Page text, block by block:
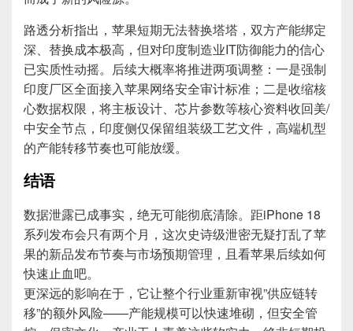
路透分析指出，苹果短期无法替换塔塔，双方产能绑定
深、替换成本极高，但对印度制造业IT防御能力的信心
已实质性动摇。后续大概率将推进两项调整：一是强制
印度厂区全面接入苹果网络安全审计标准；二是收缩核
心数据权限，将主板设计、芯片参数等核心资料收回美/
中安全节点，印度侧仅保留组装级工艺文件，高端机型
的产能转移节奏也可能放缓。
结语
数据泄露已成事实，绝无可能彻底清除。距iPhone 18
系列发布会只有两个月，这次史诗级泄密无疑打乱了苹
果的新品发布节奏与市场预期管理，且看苹果后续如何
快速止血吧。
更深远的影响在于，它让整个行业重新审视”供应链转
移”的额外风险——产能规模可以快速堆砌，但安全管